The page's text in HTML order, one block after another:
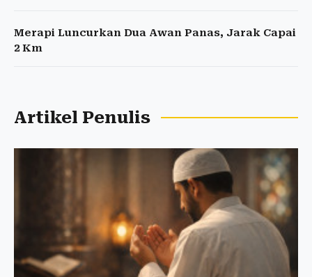
Merapi Luncurkan Dua Awan Panas, Jarak Capai
2 Km
Artikel Penulis